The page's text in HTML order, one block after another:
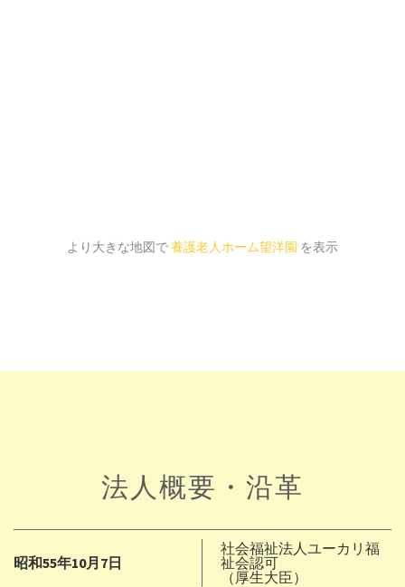
より大きな地図で養護老人ホーム望洋園 を表示
法人概要・沿革
昭和55年10月7日
社会福祉法人ユーカリ福
祉会認可
（厚生大臣）